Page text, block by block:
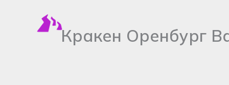
содержимому
Кракен Оренбург